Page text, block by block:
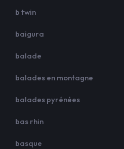
b twin
baigura
balade
balades en montagne
balades pyrénées
bas rhin
basque